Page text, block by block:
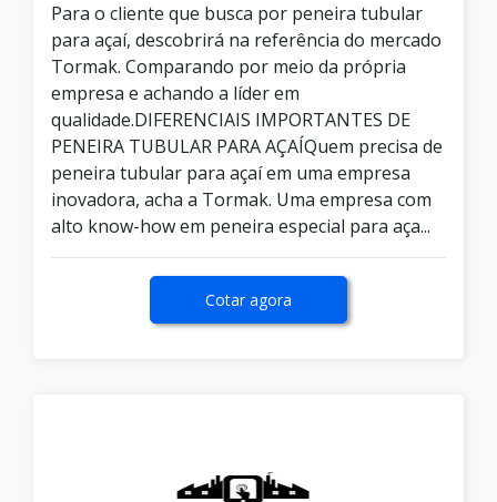
Para o cliente que busca por peneira tubular
para açaí, descobrirá na referência do mercado
Tormak. Comparando por meio da própria
empresa e achando a líder em
qualidade.DIFERENCIAIS IMPORTANTES DE
PENEIRA TUBULAR PARA AÇAÍQuem precisa de
peneira tubular para açaí em uma empresa
inovadora, acha a Tormak. Uma empresa com
alto know-how em peneira especial para aça...
Cotar agora